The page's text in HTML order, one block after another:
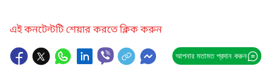
এই কনটেন্টটি শেয়ার করতে ক্লিক করুন
আপনার মতামত প্রদান করুন